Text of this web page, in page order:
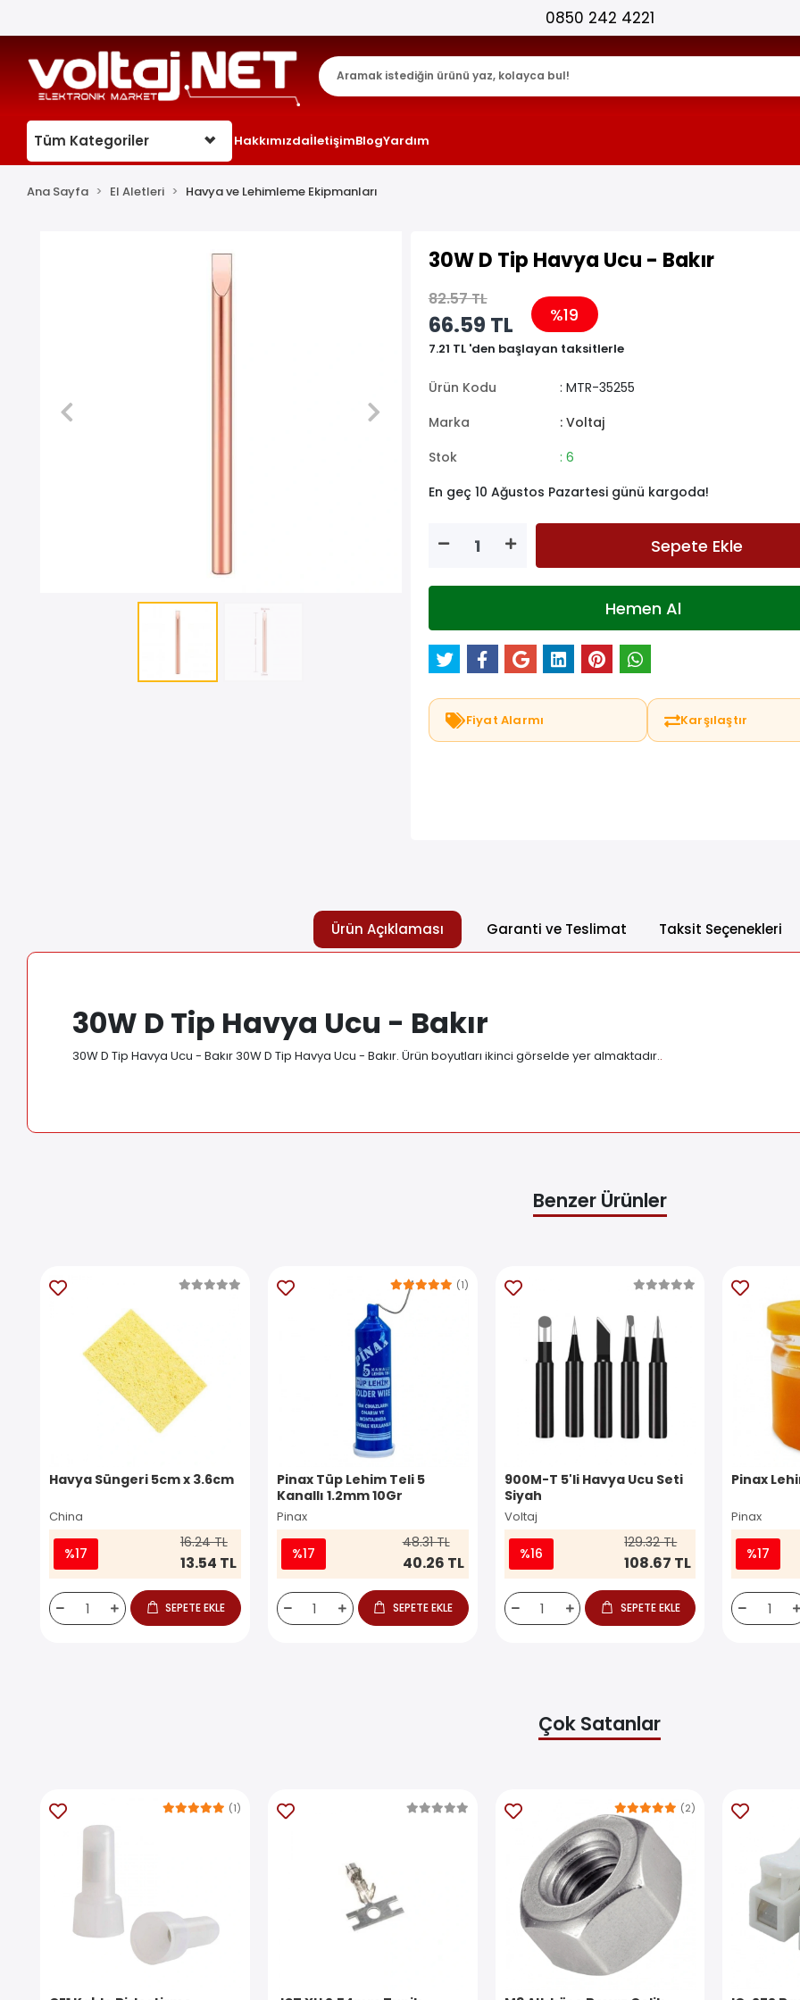
25.000+ AKTİF ÜRÜN !
Tüm Kategoriler HakkımızdaİletişimBlogYardım
Ana Sayfa El Aletleri Havya ve Lehimleme Ekipmanları
30W D Tip Havya Ucu - Bakır
82.57 TL
66.59 TL %19
7.21 TL 'den başlayan taksitlerle
Ürün Kodu
: MTR-35255
Marka
: Voltaj
Stok
: 6
En geç 10 Ağustos Pazartesi günü kargoda!
Sepete Ekle
Hemen Al
Fiyat Alarmı Karşılaştır
Ürün Açıklaması Garanti ve Teslimat Taksit Seçenekleri
30W D Tip Havya Ucu - Bakır
30W D Tip Havya Ucu - Bakır 30W D Tip Havya Ucu - Bakır. Ürün boyutları ikinci görselde yer almaktadır..
Benzer Ürünler
Havya Süngeri 5cm x 3.6cm
China
%17
16.24 TL
13.54 TL
SEPETE EKLE
Pinax Tüp Lehim Teli 5
Kanallı 1.2mm 10Gr
Pinax
(1)
%17
48.31 TL
40.26 TL
SEPETE EKLE
900M-T 5'li Havya Ucu Seti
Siyah
Voltaj
%16
129.32 TL
108.67 TL
SEPETE EKLE
Pinax
Pinax
%17
Çok Satanlar
(1) (2)